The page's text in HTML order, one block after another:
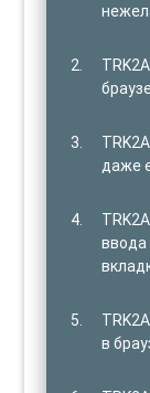
даже
ввода
в